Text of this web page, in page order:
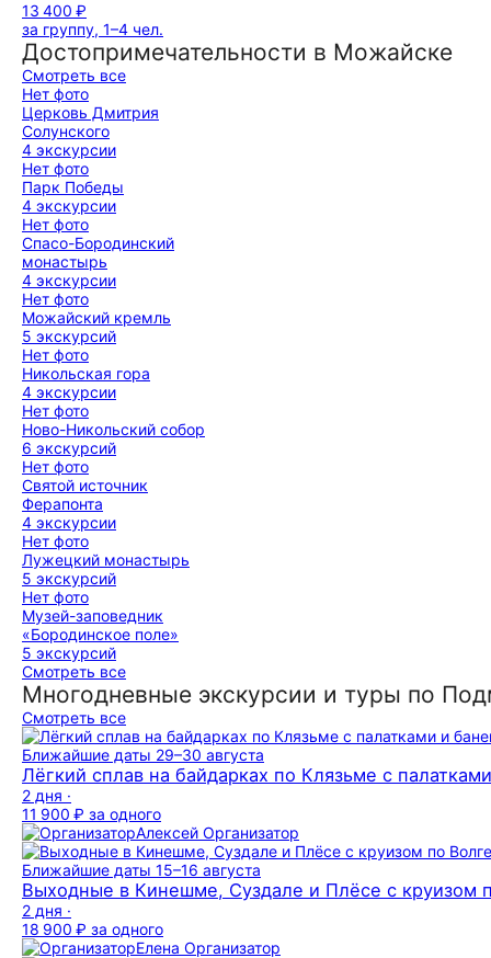
13 400 ₽
за группу, 1–4 чел.
Достопримечательности в Можайске
Смотреть все
Нет фото
Церковь Дмитрия
Солунского
4 экскурсии
Нет фото
Парк Победы
4 экскурсии
Нет фото
Спасо-Бородинский
монастырь
4 экскурсии
Нет фото
Можайский кремль
5 экскурсий
Нет фото
Никольская гора
4 экскурсии
Нет фото
Ново-Никольский собор
6 экскурсий
Нет фото
Святой источник
Ферапонта
4 экскурсии
Нет фото
Лужецкий монастырь
5 экскурсий
Нет фото
Музей-заповедник
«Бородинское поле»
5 экскурсий
Смотреть все
Многодневные экскурсии и туры по
Смотреть все
Ближайшие даты 29–30 августа
Лёгкий сплав на байдарках по Клязьме с
2 дня ·
11 900 ₽ за одного
Алексей Организатор
Ближайшие даты 15–16 августа
Выходные в Кинешме, Суздале и Плёсе с круизом
2 дня ·
18 900 ₽ за одного
Елена Организатор